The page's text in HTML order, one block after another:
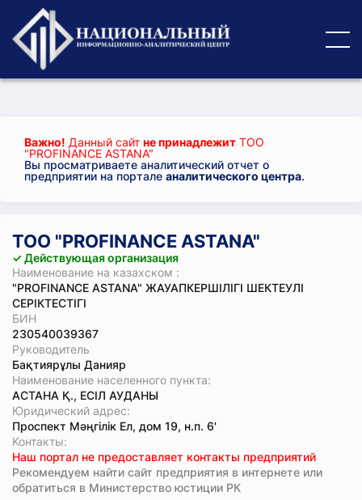
Важно! Данный сайт не принадлежит ТОО
"PROFINANCE ASTANA"
Вы просматриваете аналитический отчет о
предприятии на портале аналитического центра.
ТОО "PROFINANCE ASTANA"
✓ Действующая организация
Наименование на казахском :
"PROFINANCE ASTANA" ЖАУАПКЕРШІЛІГІ ШЕКТЕУЛІ
СЕРІКТЕСТІГІ
БИН
230540039367
Руководитель
Бақтиярұлы Данияр
Наименование населенного пункта:
АСТАНА Қ., ЕСІЛ АУДАНЫ
Юридический адрес:
Проспект Мәңгілік Ел, дом 19, н.п. 6'
Koнтaкты:
Наш портал не предоставляет контакты предприятий
Рекомендуем найти сайт предприятия в интернете или
обратиться в Министерство юстиции РК